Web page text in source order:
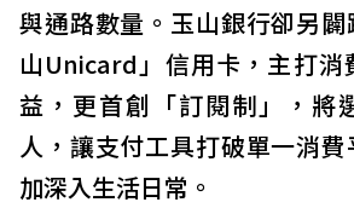
與通路數量。玉山銀行卻另
山Unicard」信用卡，主打消
益，更首創「訂閱制」，將
人，讓支付工具打破單一消
加深入生活日常。